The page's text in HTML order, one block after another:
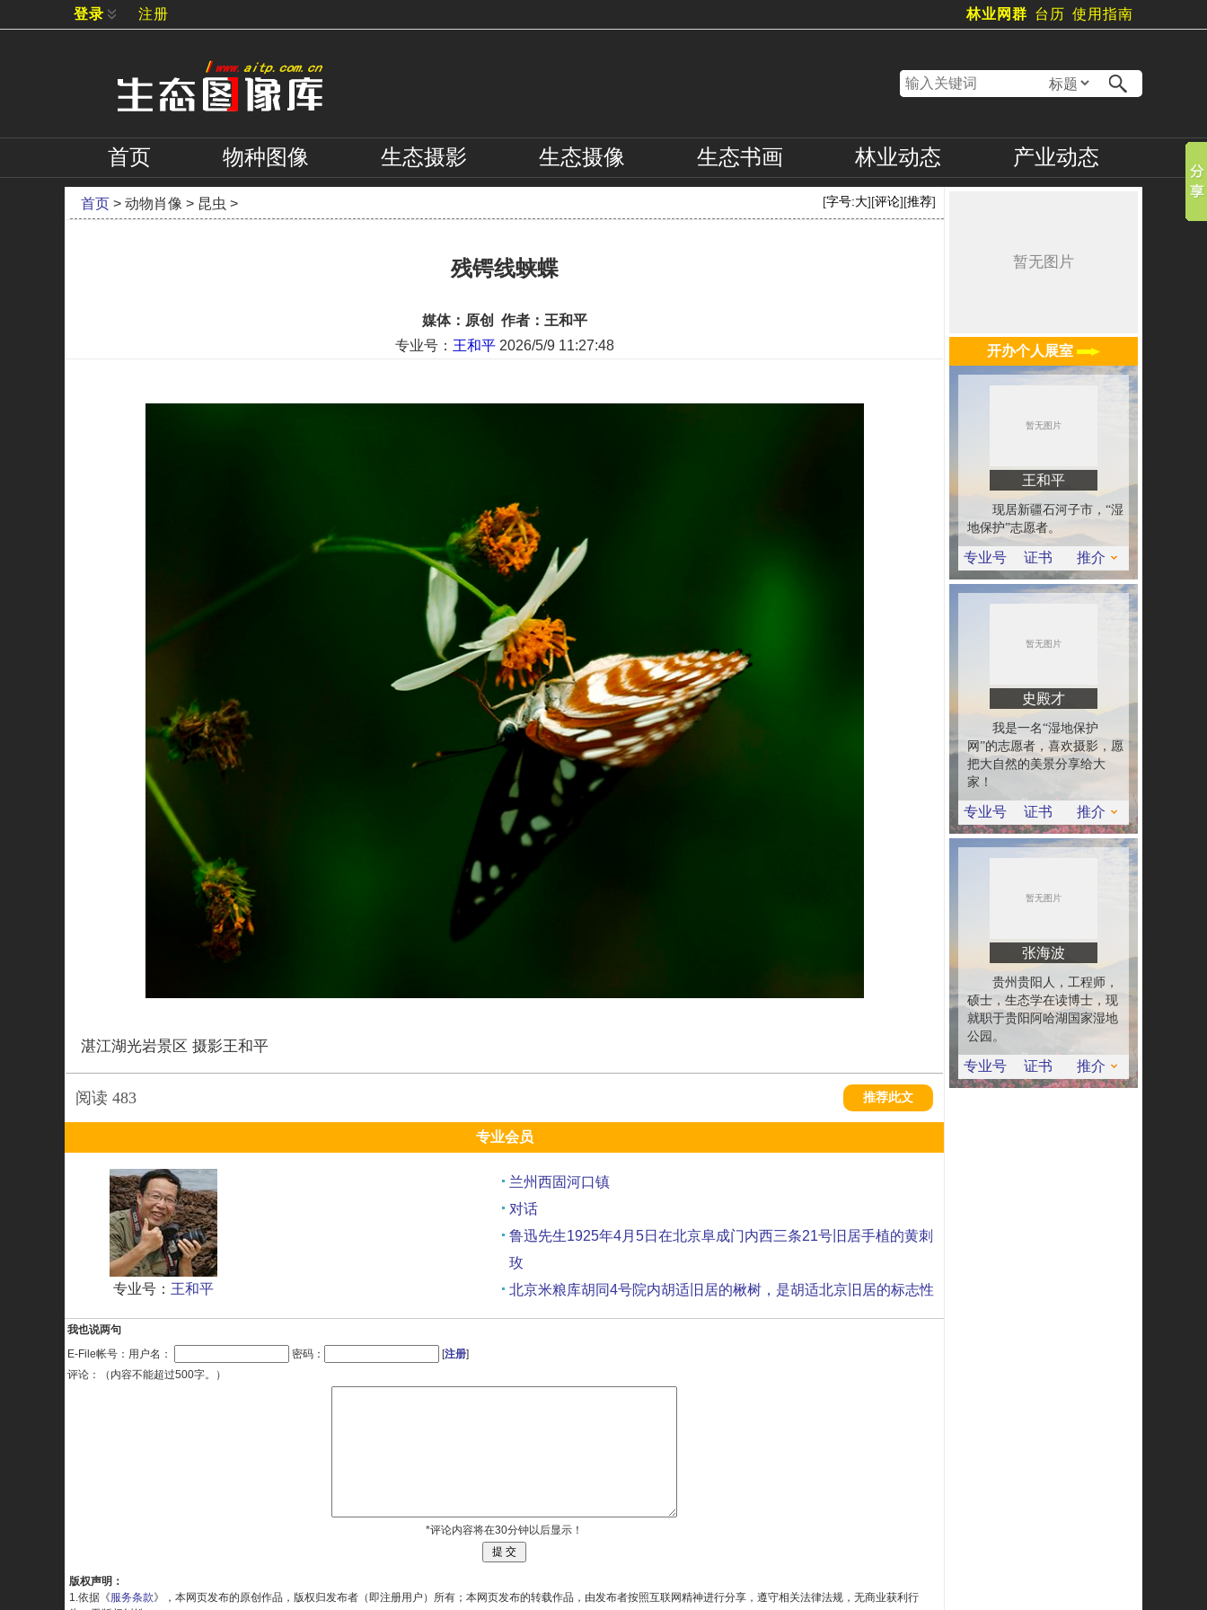
登录 注册 林业网群 台历 使用指南
首页 物种图像 生态摄影 生态摄像 生态书画 林业动态 产业动态
首页 > 动物肖像 > 昆虫 > [字号:大][评论][推荐]
残锷线蛱蝶‌
媒体：原创 作者：王和平
专业号： 王和平 2026/5/9 11:27:48
湛江湖光岩景区 摄影王和平
阅读 483 推荐此文
专业会员
专业号： 王和平
兰州西固河口镇
对话
鲁迅先生1925年4月5日在北京阜成门内西三条21号旧居手植的黄刺
玫
北京米粮库胡同4号院内胡适旧居的楸树，是胡适北京旧居的标志性
记忆点。
我也说两句
E-File帐号：用户名：
密码： [注册]
评论：（内容不能超过500字。）
*评论内容将在30分钟以后显示！
版权声明：
1.依据《服务条款》，本网页发布的原创作品，版权归发布者（即注册用户）所有；本网页发布的转载作品，由发布者按照互联网精神进行分享，遵守相关法律法规，无商业获利行
开办个人展室
王和平
现居新疆石河子市，“湿
地保护”志愿者。
专业号 证书 推介
史殿才
我是一名“湿地保护
网”的志愿者，喜欢摄影，愿
把大自然的美景分享给大
家！
专业号 证书 推介
张海波
贵州贵阳人，工程师，
硕士，生态学在读博士，现
就职于贵阳阿哈湖国家湿地
公园。
专业号 证书 推介